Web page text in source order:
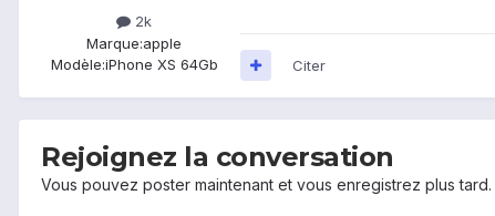
2k
Marque:apple
Modèle:iPhone XS 64Gb Citer
Rejoignez la conversation
Vous pouvez poster maintenant et vous enregistrez plus